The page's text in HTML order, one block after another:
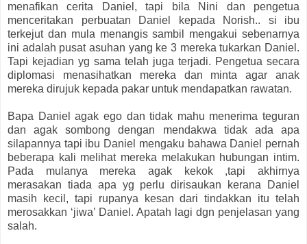
menafikan cerita Daniel, tapi bila Nini dan pengetua
menceritakan perbuatan Daniel kepada Norish.. si ibu
terkejut dan mula menangis sambil mengakui sebenarnya
ini adalah pusat asuhan yang ke 3 mereka tukarkan Daniel.
Tapi kejadian yg sama telah juga terjadi. Pengetua secara
diplomasi menasihatkan mereka dan minta agar anak
mereka dirujuk kepada pakar untuk mendapatkan rawatan.
Bapa Daniel agak ego dan tidak mahu menerima teguran
dan agak sombong dengan mendakwa tidak ada apa
silapannya tapi ibu Daniel mengaku bahawa Daniel pernah
beberapa kali melihat mereka melakukan hubungan intim.
Pada mulanya mereka agak kekok ,tapi akhirnya
merasakan tiada apa yg perlu dirisaukan kerana Daniel
masih kecil, tapi rupanya kesan dari tindakkan itu telah
merosakkan ‘jiwa’ Daniel. Apatah lagi dgn penjelasan yang
salah.